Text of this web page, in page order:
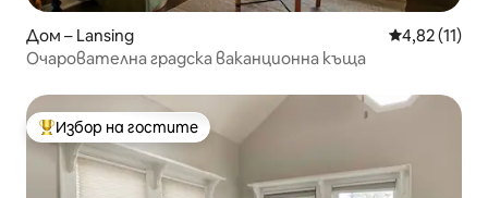
Дом – Lansing Средна
4,82 (11)
Очарователна градска ваканционна къща
Най-популярен избор на гостите
Избор на гостите